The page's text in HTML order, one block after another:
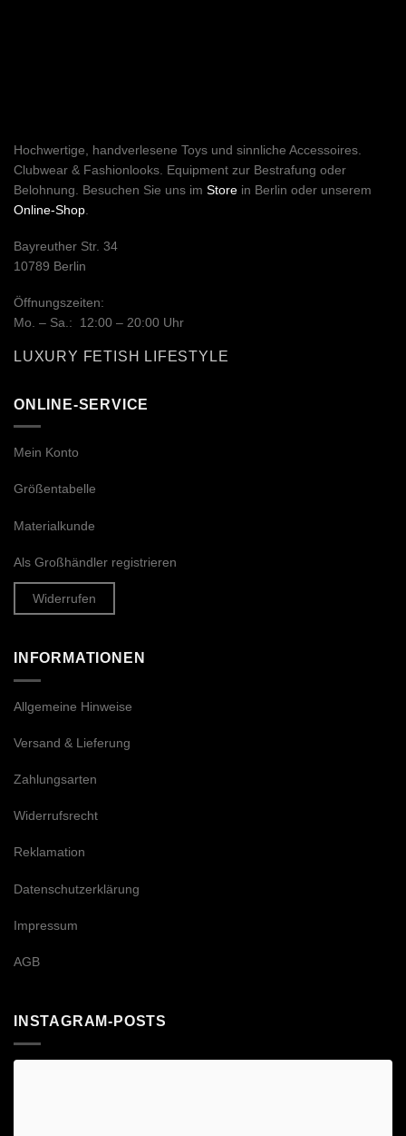
Hochwertige, handverlesene Toys und sinnliche Accessoires.
Clubwear & Fashionlooks. Equipment zur Bestrafung oder
Belohnung. Besuchen Sie uns im Store in Berlin oder unserem
Online-Shop
Bayreuther Str. 34
10789 Berlin
Öffnungszeiten:
Mo. – Sa.: 12:00 – 20:00 Uhr
LUXURY FETISH LIFESTYLE
ONLINE-SERVICE
Mein Konto
Größentabelle
Materialkunde
Als Großhändler registrieren
Widerrufen
INFORMATIONEN
Allgemeine Hinweise
Versand & Lieferung
Zahlungsarten
Widerrufsrecht
Reklamation
Datenschutzerklärung
Impressum
AGB
INSTAGRAM-POSTS